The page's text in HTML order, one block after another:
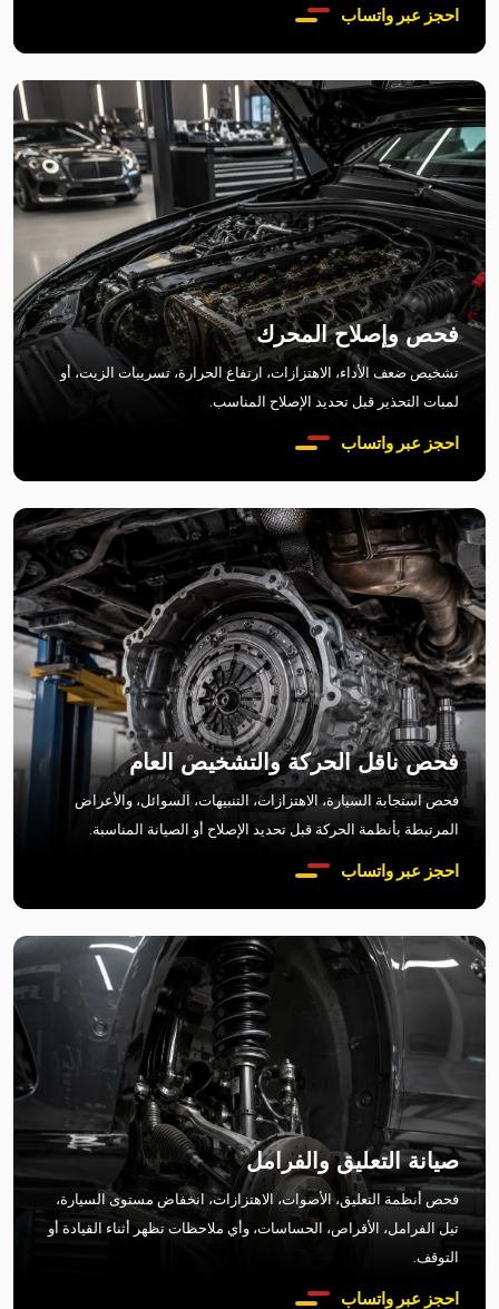
احجز عبر واتساب
فحص وإصلاح المحرك
تشخيص ضعف الأداء، الاهتزازات، ارتفاع الحرارة، تسريبات الزيت، أو
لمبات التحذير قبل تحديد الإصلاح المناسب.
احجز عبر واتساب
فحص ناقل الحركة والتشخيص العام
فحص استجابة السيارة، الاهتزازات، التنبيهات، السوائل، والأعراض
المرتبطة بأنظمة الحركة قبل تحديد الإصلاح أو الصيانة المناسبة.
احجز عبر واتساب
صيانة التعليق والفرامل
فحص أنظمة التعليق، الأصوات، الاهتزازات، انخفاض مستوى السيارة،
تيل الفرامل، الأقراص، الحساسات، وأي ملاحظات تظهر أثناء القيادة أو
التوقف.
احجز عبر واتساب